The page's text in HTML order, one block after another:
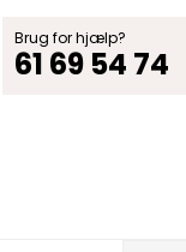
Brug for hjælp?
61 69 54 74